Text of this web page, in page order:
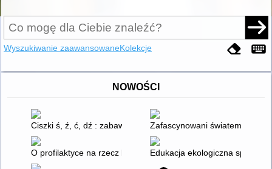
Wyszukiwanie zaawansowaneKolekcje
NOWOŚCI
Ciszki ś, ź, ć, dź : zabawy z głoskamiZafascynowani światem :
O profilaktyce na rzecz bezpieczeństwa szkolnego : teoria i
Edukacja ekologiczna